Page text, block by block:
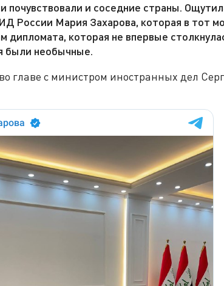
и соседние страны.
России Мария Захарова, которая в тот
дипломата, которая не впервые
были необычные.
главе с министром иностранных дел